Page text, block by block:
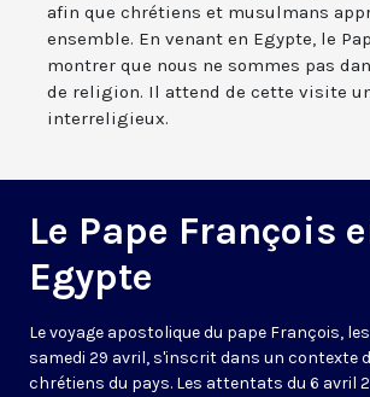
afin que chrétiens et musulmans
ensemble. En venant en Egypte, le
montrer que nous ne sommes pas
de religion. Il attend de cette visite
interreligieux.
Le Pape François
Egypte
Le voyage apostolique du pape François,
samedi 29 avril, s'inscrit dans un contexte
chrétiens du pays. Les attentats du 6 avril